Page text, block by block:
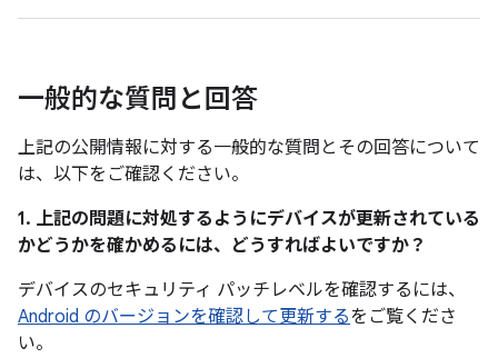
一般的な質問と回答
上記の公開情報に対する一般的な質問とその回答について
は、以下をご確認ください。
1. 上記の問題に対処するようにデバイスが更新されている
かどうかを確かめるには、どうすればよいですか？
デバイスのセキュリティ パッチレベルを確認するには、
Android のバージョンを確認して更新するをご覧くださ
い。